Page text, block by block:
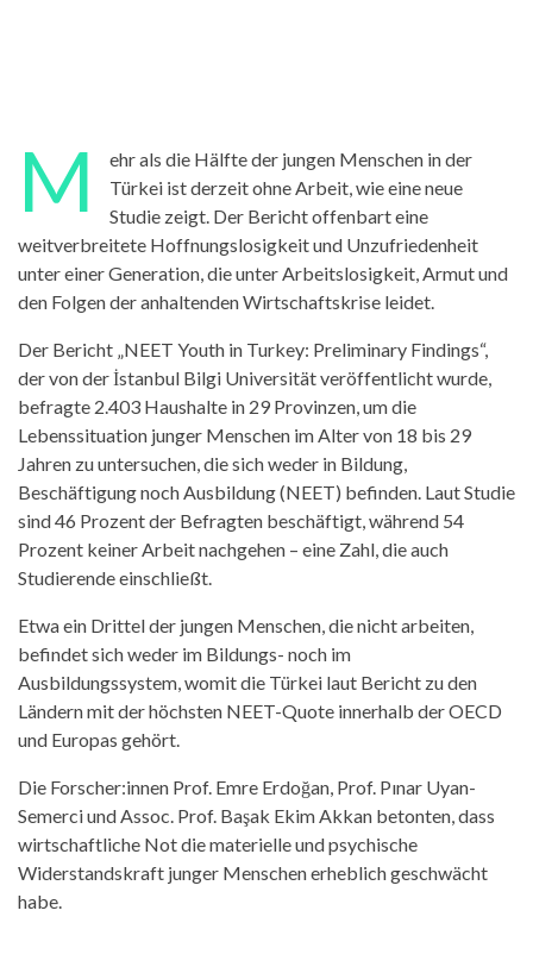
M
ehr als die Hälfte der jungen Menschen in der
Türkei ist derzeit ohne Arbeit, wie eine neue
Studie zeigt. Der Bericht offenbart eine
weitverbreitete Hoffnungslosigkeit und Unzufriedenheit
unter einer Generation, die unter Arbeitslosigkeit, Armut und
den Folgen der anhaltenden Wirtschaftskrise leidet.
Der Bericht „NEET Youth in Turkey: Preliminary Findings“,
der von der İstanbul Bilgi Universität veröffentlicht wurde,
befragte 2.403 Haushalte in 29 Provinzen, um die
Lebenssituation junger Menschen im Alter von 18 bis 29
Jahren zu untersuchen, die sich weder in Bildung,
Beschäftigung noch Ausbildung (NEET) befinden. Laut Studie
sind 46 Prozent der Befragten beschäftigt, während 54
Prozent keiner Arbeit nachgehen – eine Zahl, die auch
Studierende einschließt.
Etwa ein Drittel der jungen Menschen, die nicht arbeiten,
befindet sich weder im Bildungs- noch im
Ausbildungssystem, womit die Türkei laut Bericht zu den
Ländern mit der höchsten NEET-Quote innerhalb der OECD
und Europas gehört.
Die Forscher:innen Prof. Emre Erdoğan, Prof. Pınar Uyan-
Semerci und Assoc. Prof. Başak Ekim Akkan betonten, dass
wirtschaftliche Not die materielle und psychische
Widerstandskraft junger Menschen erheblich geschwächt
habe.